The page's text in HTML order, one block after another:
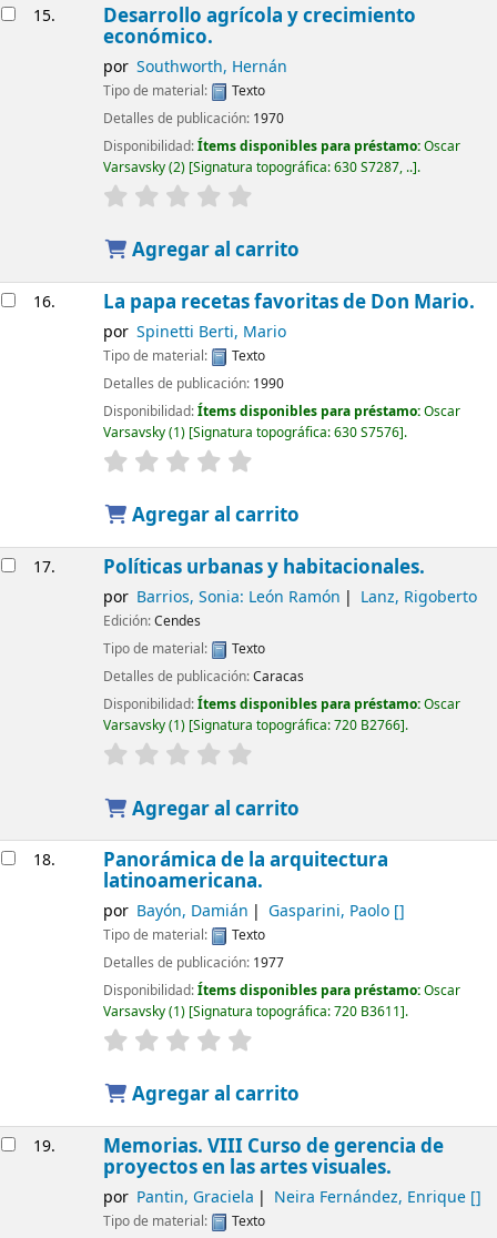
15. Desarrollo agrícola y crecimiento
económico.
por Southworth, Hernán
Tipo de material:
Texto
Detalles de publicación: 1970
Disponibilidad:Ítems disponibles para préstamo:Oscar
Varsavsky(2) Signatura topográfica:630 S7287, .. .
Agregar al carrito
16. La papa recetas favoritas de Don Mario.
por Spinetti Berti, Mario
Tipo de material:
Texto
Detalles de publicación: 1990
Disponibilidad:Ítems disponibles para préstamo:Oscar
Varsavsky(1) Signatura topográfica:630 S7576 .
Agregar al carrito
17. Políticas urbanas y habitacionales.
por Barrios, Sonia: León Ramón Lanz, Rigoberto
Edición:Cendes
Tipo de material:
Texto
Detalles de publicación:Caracas
Disponibilidad:Ítems disponibles para préstamo:Oscar
Varsavsky(1) Signatura topográfica:720 B2766 .
Agregar al carrito
18. Panorámica de la arquitectura
latinoamericana.
por Bayón, Damián Gasparini, Paolo[]
Tipo de material:
Texto
Detalles de publicación: 1977
Disponibilidad:Ítems disponibles para préstamo:Oscar
Varsavsky(1) Signatura topográfica:720 B3611 .
Agregar al carrito
19. Memorias. VIII Curso de gerencia de
proyectos en las artes visuales.
por Pantin, Graciela Neira Fernández, Enrique[]
Tipo de material:
Texto